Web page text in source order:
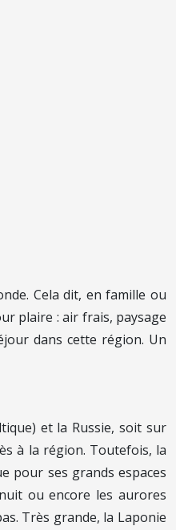
Cela dit, en famille ou
plaire : air frais, paysage
dans cette région. Un
et la Russie, soit sur
à la région. Toutefois, la
pour ses grands espaces
ou encore les aurores
Très grande, la Laponie